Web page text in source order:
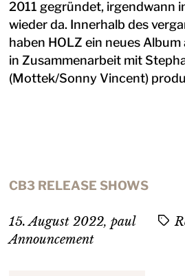
2011 gegründet, irgendwann
wieder da. Innerhalb des
haben HOLZ ein neues
in Zusammenarbeit mit
(Mottek/Sonny Vincent)
CB3 RELEASE SHOWS
15. August 2022, paul
Announcement